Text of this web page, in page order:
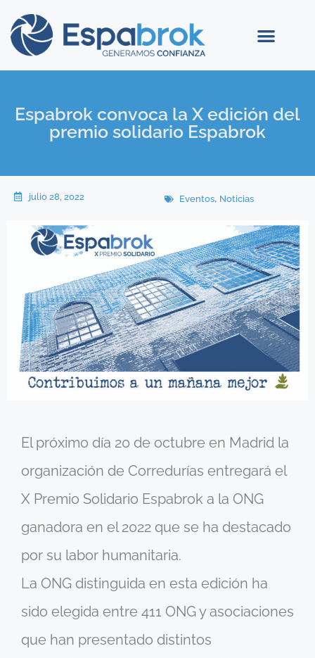
Espabrok convoca la X edición del
premio solidario Espabrok
julio 28, 2022 Eventos, Noticias
El próximo día 20 de octubre en Madrid la
organización de Corredurías entregará el
X Premio Solidario Espabrok a la ONG
ganadora en el 2022 que se ha destacado
por su labor humanitaria.
La ONG distinguida en esta edición ha
sido elegida entre 411 ONG y asociaciones
que han presentado distintos